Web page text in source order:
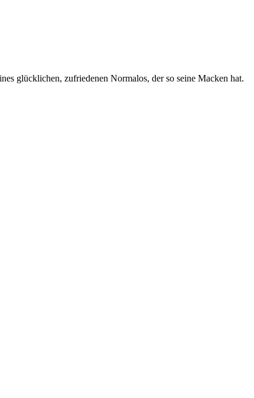
glücklichen, zufriedenen Normalos, der so seine Macken hat.